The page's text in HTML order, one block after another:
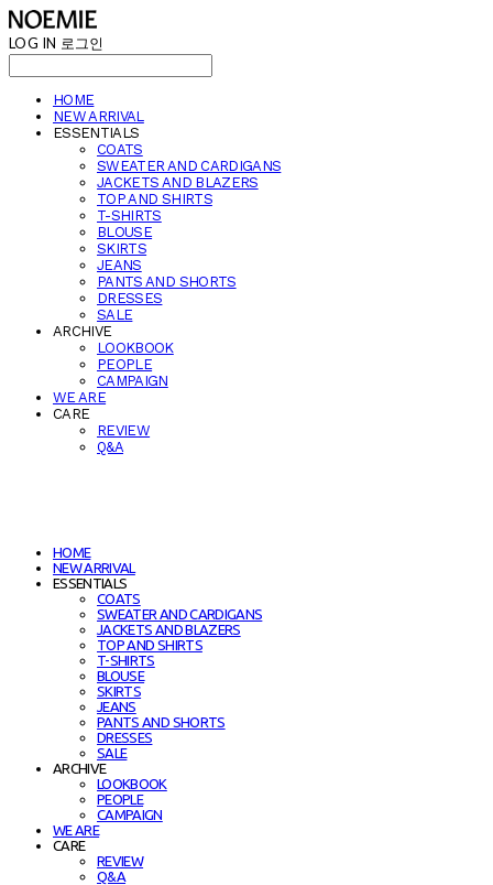
LOG IN 로그인
HOME
NEW ARRIVAL
ESSENTIALS
COATS
SWEATER AND CARDIGANS
JACKETS AND BLAZERS
TOP AND SHIRTS
T-SHIRTS
BLOUSE
SKIRTS
JEANS
PANTS AND SHORTS
DRESSES
SALE
ARCHIVE
LOOKBOOK
PEOPLE
CAMPAIGN
WE ARE
CARE
REVIEW
Q&A
HOME
NEW ARRIVAL
ESSENTIALS
COATS
SWEATER AND CARDIGANS
JACKETS AND BLAZERS
TOP AND SHIRTS
T-SHIRTS
BLOUSE
SKIRTS
JEANS
PANTS AND SHORTS
DRESSES
SALE
ARCHIVE
LOOKBOOK
PEOPLE
CAMPAIGN
WE ARE
CARE
REVIEW
Q&A